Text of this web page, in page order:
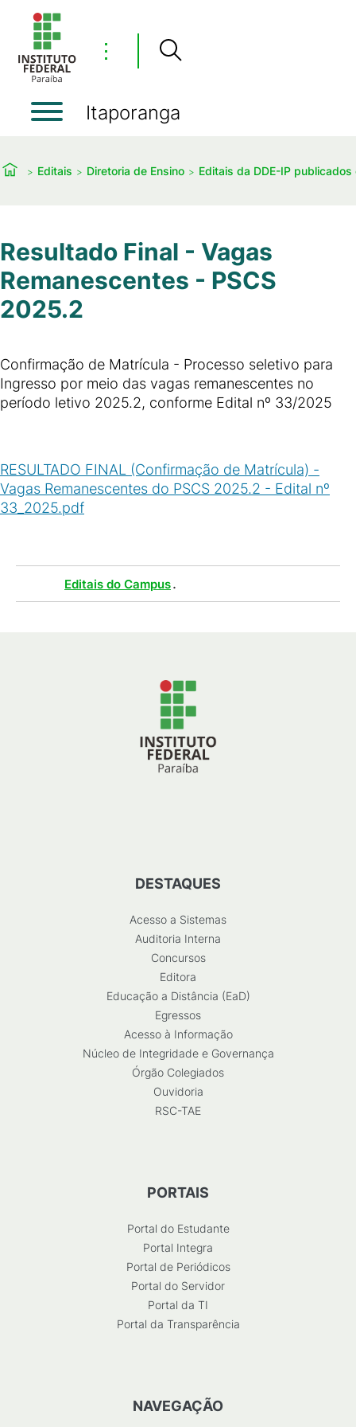
⋮
Itaporanga
Editais Diretoria de Ensino Editais da DDE-IP
Resultado Final - Vagas
Remanescentes - PSCS
2025.2
Confirmação de Matrícula - Processo seletivo para
Ingresso por meio das vagas remanescentes no
período letivo 2025.2, conforme Edital nº 33/2025
RESULTADO FINAL (Confirmação de Matrícula) -
Vagas Remanescentes do PSCS 2025.2 - Edital nº
33_2025.pdf
Editais do Campus.
DESTAQUES
Acesso a Sistemas
Auditoria Interna
Concursos
Editora
Educação a Distância (EaD)
Egressos
Acesso à Informação
Núcleo de Integridade e Governança
Órgão Colegiados
Ouvidoria
RSC-TAE
PORTAIS
Portal do Estudante
Portal Integra
Portal de Periódicos
Portal do Servidor
Portal da TI
Portal da Transparência
NAVEGAÇÃO